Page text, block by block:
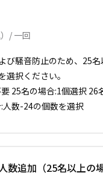
/ 一回
び騒音防止のため、25名
選択ください。
25名の場合:1個選択 26
人数-24の個数を選択
数追加（25名以上の